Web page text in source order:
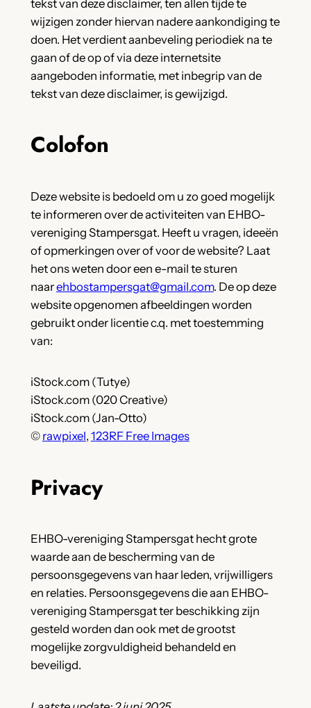
tekst van deze disclaimer, ten allen tijde te
wijzigen zonder hiervan nadere aankondiging te
doen. Het verdient aanbeveling periodiek na te
gaan of de op of via deze internetsite
aangeboden informatie, met inbegrip van de
tekst van deze disclaimer, is gewijzigd.
Colofon
Deze website is bedoeld om u zo goed mogelijk
te informeren over de activiteiten van EHBO-
vereniging Stampersgat. Heeft u vragen, ideeën
of opmerkingen over of voor de website? Laat
het ons weten door een e-mail te sturen
naarehbostampersgat@gmail.com. De op deze
website opgenomen afbeeldingen worden
gebruikt onder licentie c.q. met toestemming
van:
iStock.com (Tutye)
iStock.com (020 Creative)
iStock.com (Jan-Otto)
© rawpixel, 123RF Free Images
Privacy
EHBO-vereniging Stampersgat hecht grote
waarde aan de bescherming van de
persoonsgegevens van haar leden, vrijwilligers
en relaties. Persoonsgegevens die aan EHBO-
vereniging Stampersgat ter beschikking zijn
gesteld worden dan ook met de grootst
mogelijke zorgvuldigheid behandeld en
beveiligd.